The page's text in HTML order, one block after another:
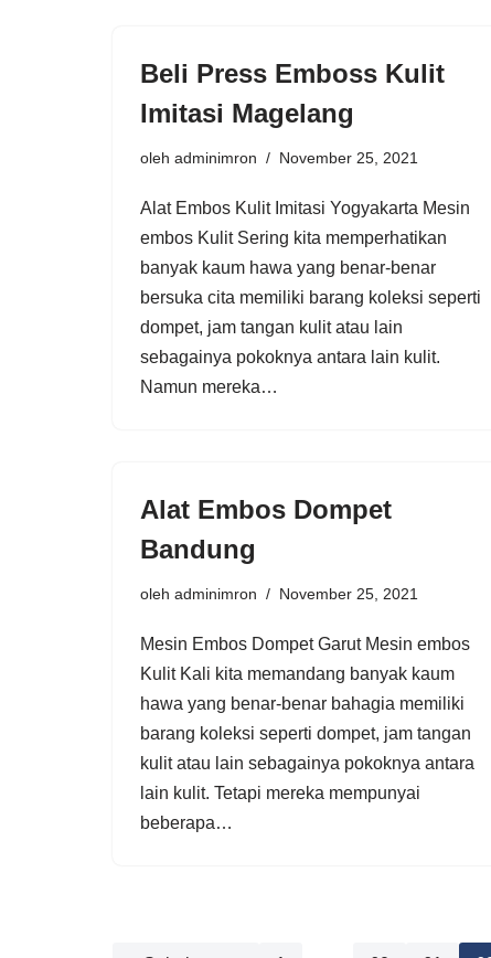
Beli Press Emboss Kulit
Imitasi Magelang
oleh adminimron November 25, 2021
Alat Embos Kulit Imitasi Yogyakarta Mesin
embos Kulit Sering kita memperhatikan
banyak kaum hawa yang benar-benar
bersuka cita memiliki barang koleksi seperti
dompet, jam tangan kulit atau lain
sebagainya pokoknya antara lain kulit.
Namun mereka…
Alat Embos Dompet
Bandung
oleh adminimron November 25, 2021
Mesin Embos Dompet Garut Mesin embos
Kulit Kali kita memandang banyak kaum
hawa yang benar-benar bahagia memiliki
barang koleksi seperti dompet, jam tangan
kulit atau lain sebagainya pokoknya antara
lain kulit. Tetapi mereka mempunyai
beberapa…